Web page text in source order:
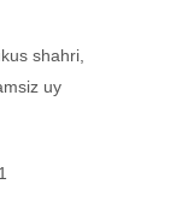
shahri,
uy